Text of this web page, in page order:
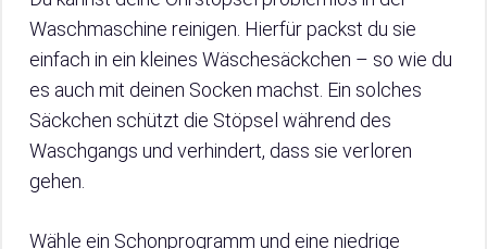
Waschmaschine reinigen. Hierfür packst du sie
einfach in ein kleines Wäschesäckchen – so wie du
es auch mit deinen Socken machst. Ein solches
Säckchen schützt die Stöpsel während des
Waschgangs und verhindert, dass sie verloren
gehen.
Wähle ein Schonprogramm und eine niedrige